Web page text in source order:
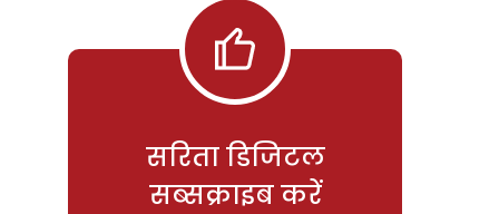
सरिता डिजिटल
सब्सक्राइब करें